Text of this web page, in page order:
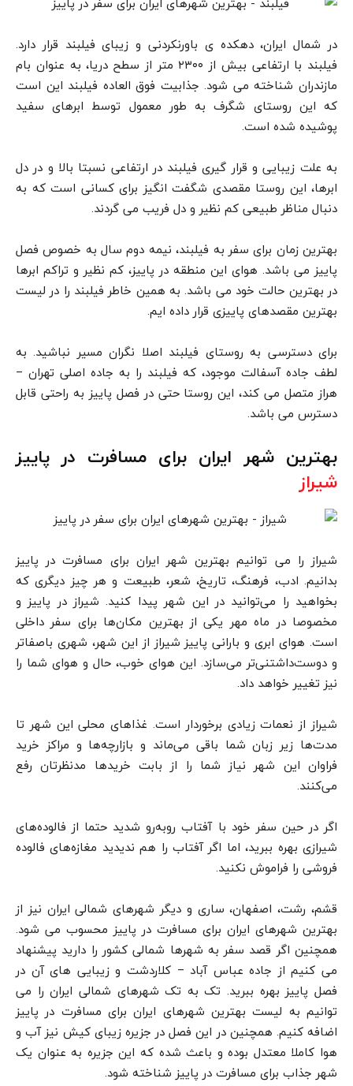
در شمال ایران، دهکده ی باورنکردنی و زیبای فیلبند قرار دارد.
فیلبند با ارتفاعی بیش از ۲۳۰۰ متر از سطح دریا، به عنوان بام
مازندران شناخته می شود. جذابیت فوق العاده فیلبند این است
که این روستای شگرف به طور معمول توسط ابرهای سفید
پوشیده شده است.
به علت زیبایی و قرار گیری فیلبند در ارتفاعی نسبتا بالا و در دل
ابرها، این روستا مقصدی شگفت انگیز برای کسانی است که به
دنبال مناظر طبیعی کم نظیر و دل فریب می گردند.
بهترین زمان برای سفر به فیلبند، نیمه دوم سال به خصوص فصل
پاییز می باشد. هوای این منطقه در پاییز، کم نظیر و تراکم ابرها
در بهترین حالت خود می باشد. به همین خاطر فیلبند را در لیست
بهترین مقصدهای پاییزی قرار داده ایم.
برای دسترسی به روستای فیلبند اصلا نگران مسیر نباشید. به
لطف جاده آسفالت موجود، که فیلبند را به جاده اصلی تهران –
هراز متصل می کند، این روستا حتی در فصل پاییز به راحتی قابل
دسترس می باشد.
بهترین شهر ایران برای مسافرت در پاییز
شیراز
شیراز را می توانیم بهترین شهر ایران برای مسافرت در پاییز
بدانیم. ادب، فرهنگ، تاریخ، شعر، طبیعت و هر چیز دیگری که
بخواهید را می‌توانید در این شهر پیدا کنید. شیراز در پاییز و
مخصوصا در ماه مهر یکی از بهترین مکان‌ها برای سفر داخلی
است. هوای ابری و بارانی پاییز شیراز از این شهر، شهری باصفاتر
و دوست‌داشتنی‌تر می‌سازد. این هوای خوب، حال و هوای شما را
نیز تغییر خواهد داد.
شیراز از نعمات زیادی برخوردار است. غذاهای محلی این شهر تا
مدت‌ها زیر زبان شما باقی می‌ماند و بازارچه‌ها و مراکز خرید
فراوان این شهر نیاز شما را از بابت خریدها مدنظرتان رفع
می‌کنند.
اگر در حین سفر خود با آفتاب روبه‌رو شدید حتما از فالوده‌های
شیرازی بهره ببرید، اما اگر آفتاب را هم ندیدید مغازه‌های فالوده
فروشی را فراموش نکنید.
قشم، رشت، اصفهان، ساری و دیگر شهرهای شمالی ایران نیز از
بهترین شهرهای ایران برای مسافرت در پاییز محسوب می شود.
همچنین اگر قصد سفر به شهرها شمالی کشور را دارید پیشنهاد
می کنیم از جاده عباس آباد – کلاردشت و زیبایی های آن در
فصل پاییز بهره ببرید. تک به تک شهرهای شمالی ایران را می
توانیم به لیست بهترین شهرهای ایران برای مسافرت در پاییز
اضافه کنیم. همچنین در این فصل در جزیره زیبای کیش نیز آب و
هوا کاملا معتدل بوده و باعث شده که این جزیره به عنوان یک
شهر جذاب برای مسافرت در پاییز شناخته شود.